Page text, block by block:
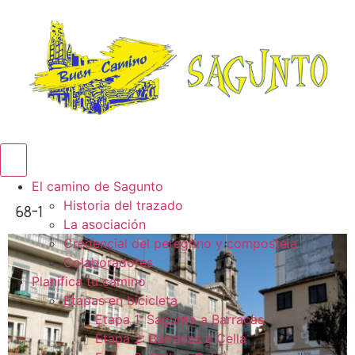
El camino de Sagunto
Historia del trazado
La asociación
Credencial del peregrino y compostela
Colaboradores
Planifica tu camino
Etapas en bicicleta
Etapa 1: Sagunto a Barracas
Etapa 2: Barracas a Cella
68-1